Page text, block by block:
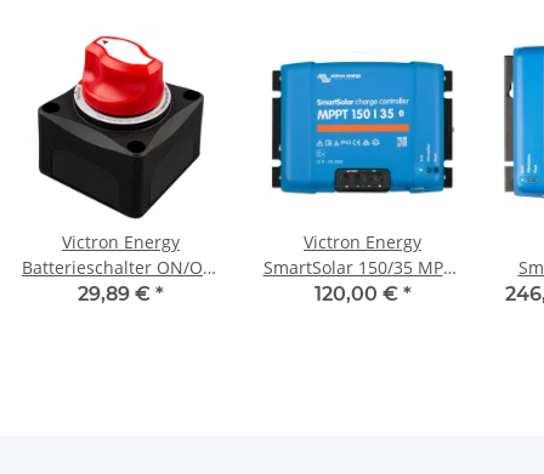
Victron Energy
Batterieschalter ON/OFF
275A
29,89 € *
Victron Energy
SmartSolar 150/35 MPPT
12V 24V 48V
120,00 € *